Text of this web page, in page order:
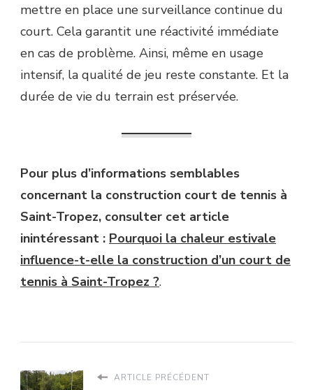
mettre en place une surveillance continue du
court. Cela garantit une réactivité immédiate
en cas de problème. Ainsi, même en usage
intensif, la qualité de jeu reste constante. Et la
durée de vie du terrain est préservée.
Pour plus d’informations semblables
concernant la construction court de tennis à
Saint-Tropez, consulter cet article
inintéressant : Pourquoi la chaleur estivale
influence-t-elle la construction d’un court de
tennis à Saint-Tropez ?.
ARTICLE PRÉCÉDENT